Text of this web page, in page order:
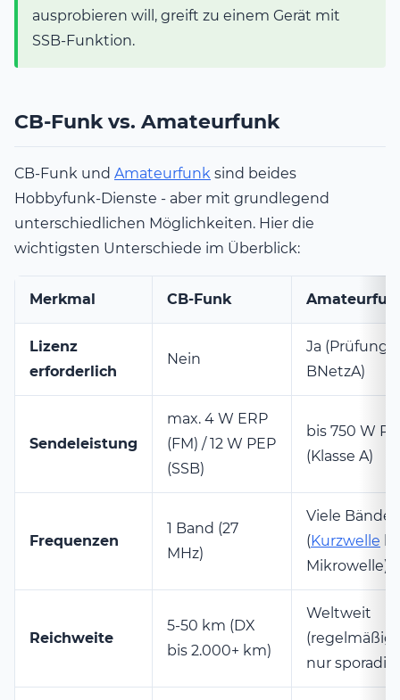
ausprobieren will, greift zu einem Gerät mit
SSB-Funktion.
CB-Funk vs. Amateurfunk
CB-Funk und Amateurfunk sind beides
Hobbyfunk-Dienste - aber mit grundlegend
unterschiedlichen Möglichkeiten. Hier die
wichtigsten Unterschiede im Überblick:
Merkmal CB-Funk
Lizenz
erforderlich
Nein
Ja (Prüfung
BNetzA)
Sendeleistung
max. 4 W ERP
(FM) / 12 W PEP
(SSB)
bis 750 W
(Klasse A)
Frequenzen
1 Band (27
MHz)
Viele Bänder
(Kurzwelle
Mikrowelle)
Reichweite
5-50 km (DX
bis 2.000+ km)
Weltweit
nur